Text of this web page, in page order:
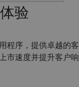
验
程序，提供卓越的客
市速度并提升客户响